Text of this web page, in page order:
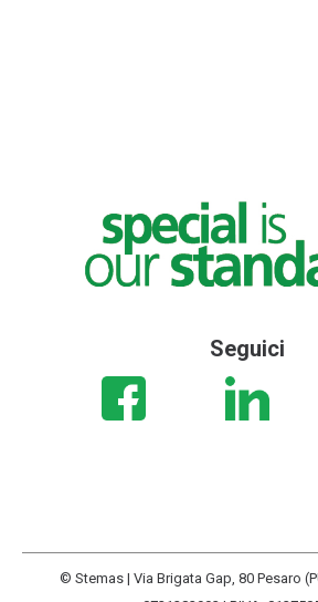
Seguici
© Stemas | Via Brigata Gap, 80 Pesaro